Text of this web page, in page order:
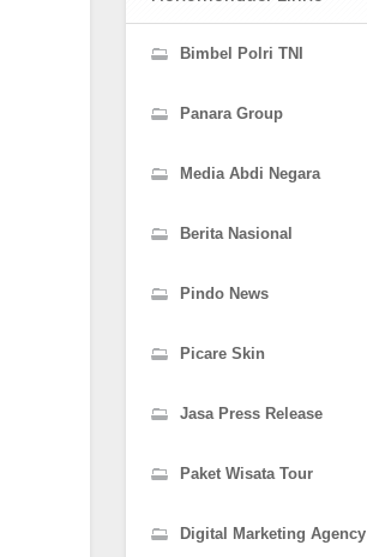
Bimbel Polri TNI
Panara Group
Media Abdi Negara
Berita Nasional
Pindo News
Picare Skin
Jasa Press Release
Paket Wisata Tour
Digital Marketing Agency